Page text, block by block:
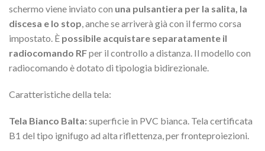
schermo viene inviato con una pulsantiera per la salita, la
discesa e lo stop , anche se arriverà già con il fermo corsa
impostato. È possibile acquistare separatamente il
radiocomando RFper il controllo a distanza. Il modello con
radiocomando è dotato di tipologia bidirezionale.
Caratteristiche della tela:
Tela Bianco Balta:superficie in PVC bianca. Tela certificata
B1 del tipo ignifugo ad alta riflettenza, per fronteproiezioni.